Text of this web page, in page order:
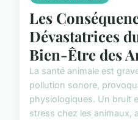
Les
Dévastatrices
Bien-Être des
La santé animale est
pollution sonore,
physiologiques. Un bruit
stress chez les animaux,